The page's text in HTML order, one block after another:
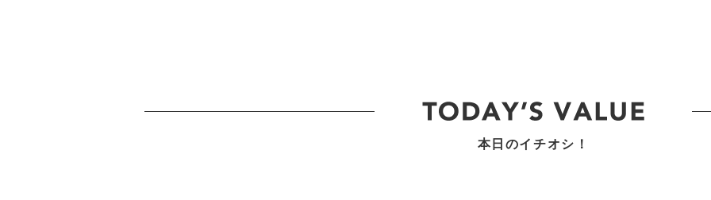
本日のイチオシ！